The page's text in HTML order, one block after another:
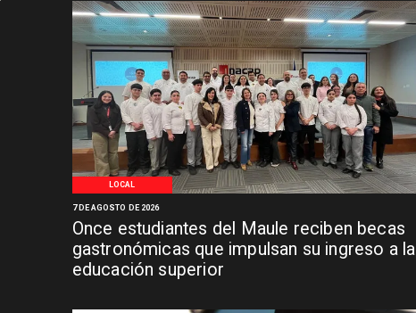
LOCAL
Once estudiantes del Maule reciben becas
gastronómicas que impulsan su ingreso a la
educación superior
7 DE AGOSTO DE 2026